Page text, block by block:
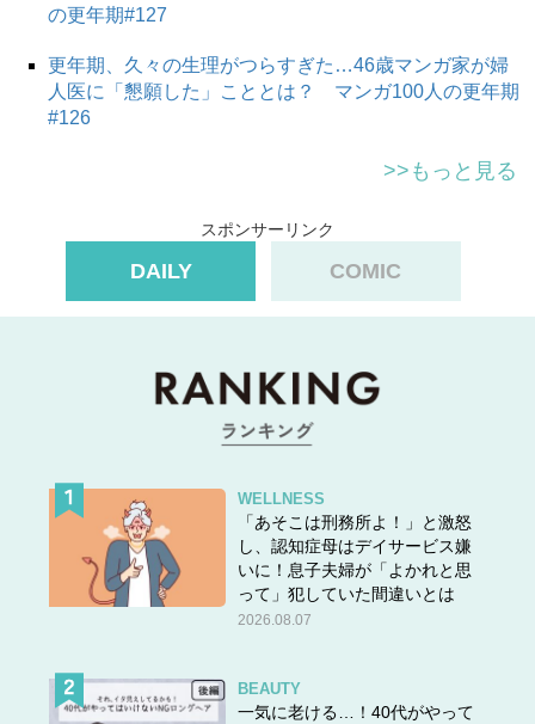
の更年期#127
更年期、久々の生理がつらすぎた…46歳マンガ家が婦
人医に「懇願した」こととは？ マンガ100人の更年期
#126
>>もっと見る
スポンサーリンク
DAILY COMIC
WELLNESS
「あそこは刑務所よ！」と激怒
し、認知症母はデイサービス嫌
いに！息子夫婦が「よかれと思
って」犯していた間違いとは
2026.08.07
BEAUTY
一気に老ける…！40代がやって